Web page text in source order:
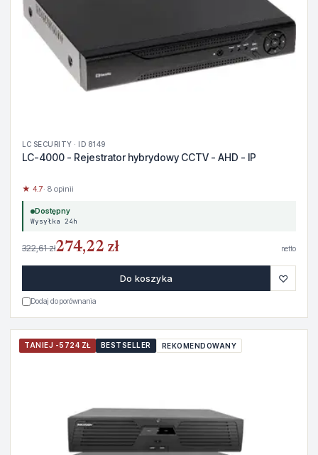
LC SECURITY · ID 8149
LC-4000 - Rejestrator hybrydowy CCTV - AHD - IP
★ 4.7· 8 opinii
Dostępny
Wysyłka 24h
322,61 zł274,22 zł netto
Do koszyka ♡
Dodaj do porównania
TANIEJ -5724 ZŁ BESTSELLER REKOMENDOWANY